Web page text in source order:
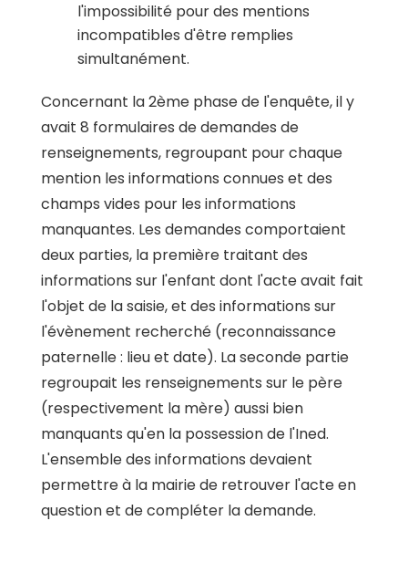
l'impossibilité pour des mentions
incompatibles d'être remplies
simultanément.
Concernant la 2ème phase de l'enquête, il y
avait 8 formulaires de demandes de
renseignements, regroupant pour chaque
mention les informations connues et des
champs vides pour les informations
manquantes. Les demandes comportaient
deux parties, la première traitant des
informations sur l'enfant dont l'acte avait fait
l'objet de la saisie, et des informations sur
l'évènement recherché (reconnaissance
paternelle : lieu et date). La seconde partie
regroupait les renseignements sur le père
(respectivement la mère) aussi bien
manquants qu'en la possession de l'Ined.
L'ensemble des informations devaient
permettre à la mairie de retrouver l'acte en
question et de compléter la demande.